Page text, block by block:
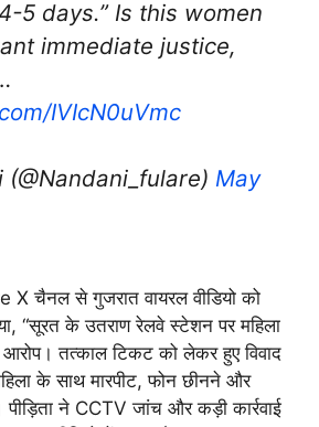
5 days.” Is this women
immediate justice,
IVIcN0uVmc
May
चैनल से गुजरात वायरल वीडियो को
“सूरत के उतराण रेलवे स्टेशन पर महिला
तत्काल टिकट को लेकर हुए विवाद
के साथ मारपीट, फोन छीनने और
ने CCTV जांच और कड़ी कार्रवाई